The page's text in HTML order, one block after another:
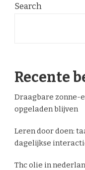
Search
Recente
Draagbare zonne-
opgeladen blijven
Leren door doen:
dagelijkse
Thc olie in